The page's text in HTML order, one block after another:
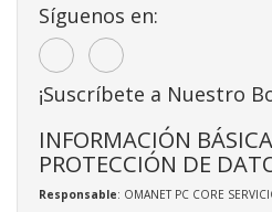
Síguenos en:
¡Suscríbete a Nuestro
INFORMACIÓN
PROTECCIÓN DE
Responsable: OMANET PC CORE